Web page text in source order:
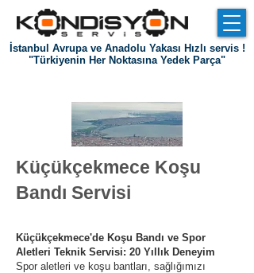
İstanbul Avrupa ve Anadolu Yakası Hızlı servis !
"Türkiyenin Her Noktasına Yedek Parça"
Küçükçekmece Koşu
Bandı Servisi
Küçükçekmece'de Koşu Bandı ve Spor
Aletleri Teknik Servisi: 20 Yıllık Deneyim
Spor aletleri ve koşu bantları, sağlığımızı